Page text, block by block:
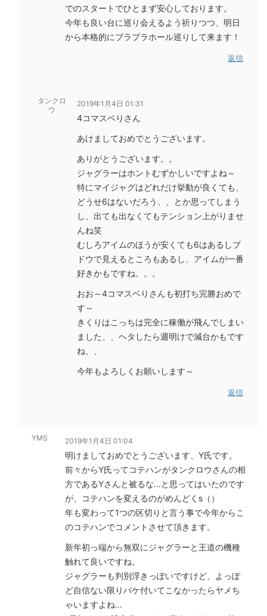
でのスタートでひとまず安心しております。
今年も良い台に巡り会えるよう祈りつつ、明日
から本格的にブラブラホール巡りして来ます！
返信
タンクロ
ウ
2019年1月4日 01:31
4コマスベりさん
あけましておめでとうございます。
ありがとうございます。。
ジャグラーはホントむずかしいですよね～
特にマイジャグはどれだけ挙動が良くても、
どうせ6はないだろう、、とか思ってしまう
し、出ても出なくてもテンション上がりませ
んね笑
むしろアイムのほうが安くても6はあるしブ
ドウで見えるところもあるし、アイムが一番
好きかもですね。。。
おお～4コマスベりさんも初打ち完勝おめで
す～
きくりはこっちは完全に稼働が飛んでしまい
ました、、ヘタしたら週明けで減台かもです
ね、、
今年もよろしくお願いします～
返信
YMS 2019年1月4日 01:04
明けましておめでとうございます、Y氏です。
前々からY氏ってコテハンがタンクロウさんの相
方であるYさんと被るな...と思ってはいたのです
が、コテハンを変えるのがめんどくs（）
年も変わって1つの区切りと言う事で今年からこ
のコテハンでコメントさせて頂きます。
新年初っ端から無双にジャグラーと王道の機種
触れて良いですね。
ジャグラーも判別浮きっぽいですけど、よっぽ
ど自信ない限りバケ付いてこなかったらヤメち
ゃいますよね...